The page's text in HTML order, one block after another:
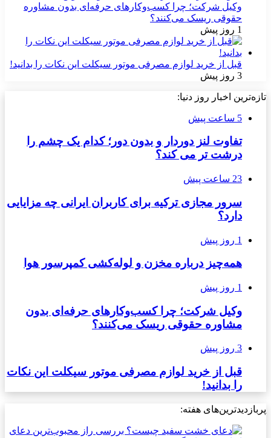
وکیل شرکت؛ چرا کسب‌وکارهای حرفه‌ای بدون مشاوره
حقوقی ریسک می‌کنند؟
1 روز پیش
قبل از خرید لوازم مصرفی موتور سیکلت این نکات را بدانید!
3 روز پیش
تازه‌ترین اخبار روز دنیا:
5 ساعت پیش
تفاوت لنز دوردار و بدون دور؛ کدام یک چشم را
درشت تر می کند؟
23 ساعت پیش
سرور مجازی ترکیه برای کاربران ایرانی چه مزایایی
دارد؟
1 روز پیش
همه‌چیز درباره مخزن و لوله‌کشی کمپرسور هوا
1 روز پیش
وکیل شرکت؛ چرا کسب‌وکارهای حرفه‌ای بدون
مشاوره حقوقی ریسک می‌کنند؟
3 روز پیش
قبل از خرید لوازم مصرفی موتور سیکلت این نکات
را بدانید!
پربازدیدترین‌های هفته: